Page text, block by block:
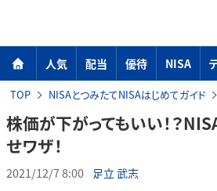
人気 配当 優待 NISA
TOP NISAとつみたてNISAはじめてガイド
株価が下がってもいい！？
せワザ！
2021/12/7 8:00 足立 武志